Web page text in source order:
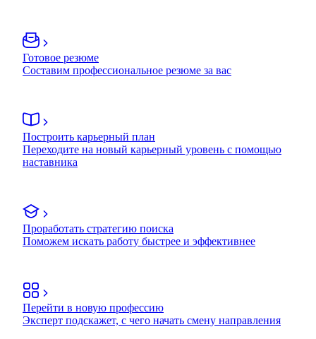
Готовое резюме
Составим профессиональное резюме за вас
Построить карьерный план
Переходите на новый карьерный уровень с помощью
наставника
Проработать стратегию поиска
Поможем искать работу быстрее и эффективнее
Перейти в новую профессию
Эксперт подскажет, с чего начать смену направления